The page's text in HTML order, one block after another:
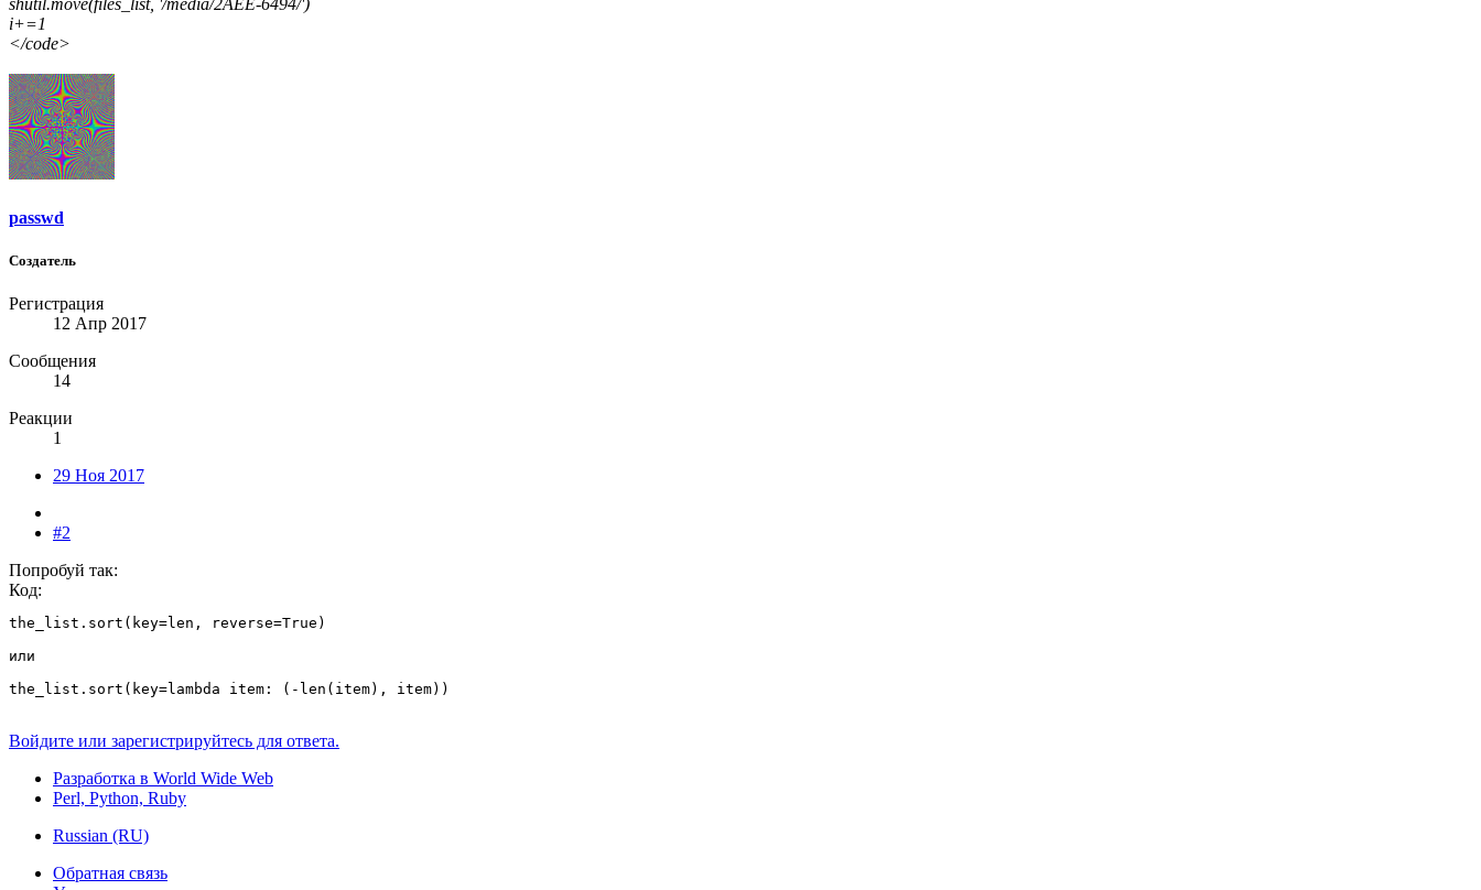
shutil.move(files_list, '/media/2AEE-6494/')
i+=1
</code>
passwd
Создатель
Регистрация
12 Апр 2017
Сообщения
14
Реакции
1
29 Ноя 2017
#2
Попробуй так:
Код:
the_list.sort(key=len, reverse=True)
или
the_list.sort(key=lambda item: (-len(item), item))
Войдите или зарегистрируйтесь для ответа.
Разработка в World Wide Web
Perl, Python, Ruby
Russian (RU)
Обратная связь